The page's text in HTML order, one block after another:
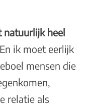
natuurlijk heel
En ik moet eerlijk
mensen die
relatie als